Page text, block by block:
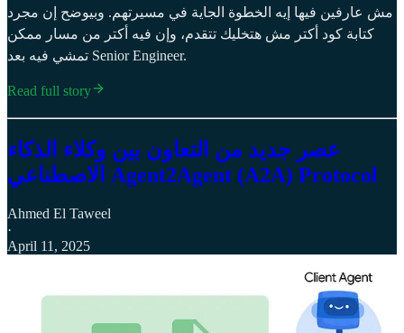
مش عارفين فيها إيه الخطوة الجاية في مسيرتهم. وبيوضح إن مجرد
كتابة كود أكتر مش هتخليك تتقدم، وإن فيه أكتر من مسار ممكن
تمشي فيه بعد Senior Engineer.
Read full story
عصر جديد من التعاون بين وكلاء الذكاء
الاصطناعي Agent2Agent (A2A) Protocol
Ahmed El Taweel
·
April 11, 2025